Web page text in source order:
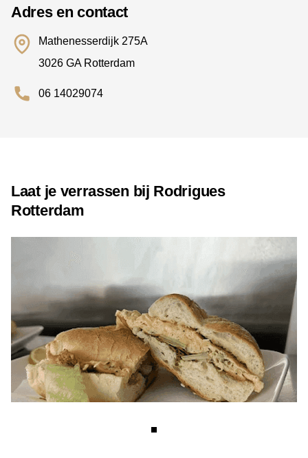
Adres en contact
Mathenesserdijk 275A
3026 GA Rotterdam
06 14029074
Laat je verrassen bij Rodrigues
Rotterdam